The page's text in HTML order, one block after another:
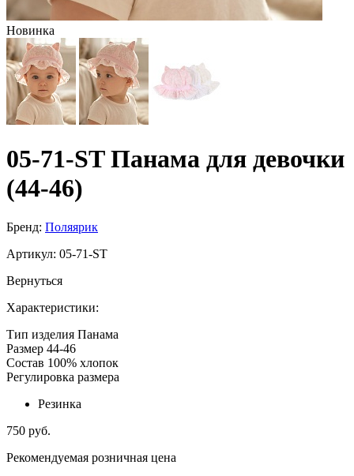
Новинка
05-71-ST Панама для девочки
(44-46)
Бренд: Поляярик
Артикул: 05-71-ST
Вернуться
Характеристики:
Тип изделия Панама
Размер 44-46
Состав 100% хлопок
Регулировка размера
Резинка
750 руб.
Рекомендуемая розничная цена